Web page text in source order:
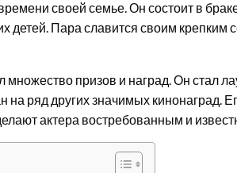
своей семье. Он состоит в
детей. Пара славится своим крепким
призов и наград. Он стал
на ряд других значимых кинонаград.
актера востребованным и